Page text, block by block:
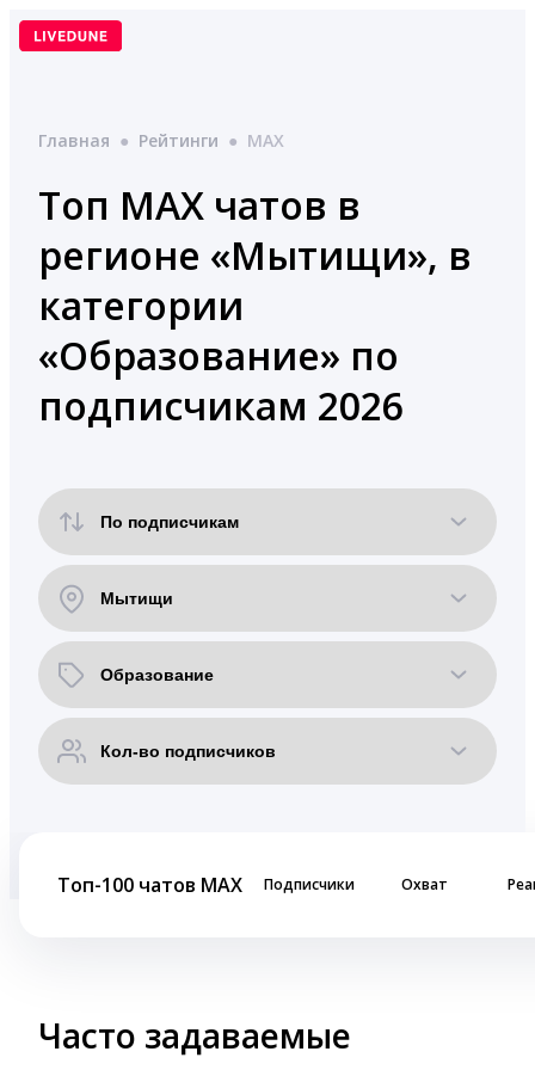
Перейти
Главная ● Рейтинги ● MAX
Топ MAX чатов в
регионе «Мытищи», в
категории
«Образование» по
подписчикам 2026
Топ-100 чатов MAX Подписчики Охват
Часто задаваемые